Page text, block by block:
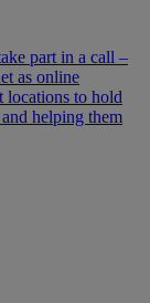
part in a call –
as online
locations to hold
helping them